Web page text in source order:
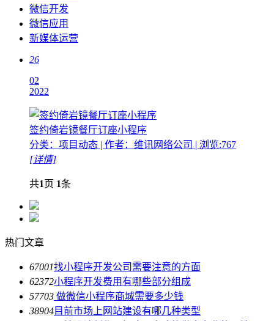
微信开发
微信应用
新媒体运营
26
02
2022
签约倚岩镜餐厅订座小程序
分类：项目动态 | 作者：维讯网络公司 | 浏览:767
[详情]
共1页 1条
热门文章
67001找小程序开发公司需要注意的方面
62372小程序开发费用有哪些部分组成
57703 做微信小程序商城需要多少钱
38904目前市场上网站建设有哪几种类型